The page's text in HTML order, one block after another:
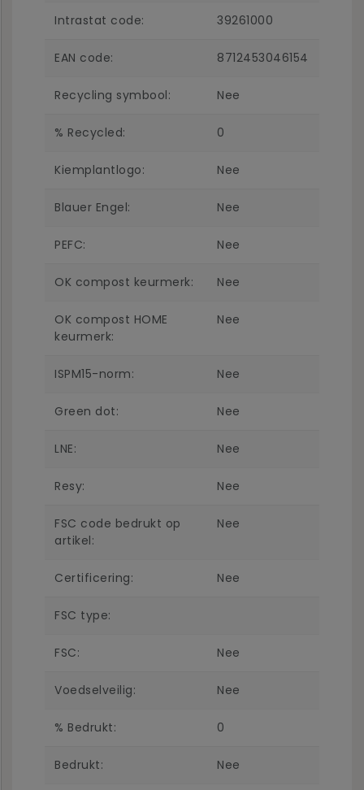
Intrastat code: 39261000
EAN code: 8712453046154
Recycling symbool: Nee
% Recycled: 0
Kiemplantlogo: Nee
Blauer Engel: Nee
PEFC: Nee
OK compost keurmerk: Nee
OK compost HOME
keurmerk:
Nee
ISPM15-norm: Nee
Green dot: Nee
LNE: Nee
Resy: Nee
FSC code bedrukt op
artikel:
Nee
Certificering: Nee
FSC type:
FSC: Nee
Voedselveilig: Nee
% Bedrukt: 0
Bedrukt: Nee